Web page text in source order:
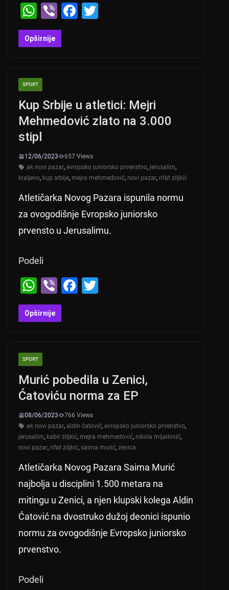
W
h
at
A
p
p
Vi
b
er
F
o
k
Opširnije
SPORT
Kup Srbije u atletici: Mejri
Mehmedović zlato na 3.000
stipl
12/06/2023
657 Views
ak novi pazar, evropsko juniorsko prvenstvo, jerusalim,
kraljevo, kup srbije, mejra mehmedović, novi pazar, rifat ziljkić
Atletičarka Novog Pazara ispunila normu
za ovogodišnje Evropsko juniorsko
prvensto u Jerusalimu.
Podeli
W
h
at
A
p
p
Vi
b
er
F
o
k
Opširnije
SPORT
Murić pobedila u Zenici,
Ćatoviću norma za EP
08/06/2023
766 Views
ak novi pazar, aldin ćatović, evropsko juniorsko prvenstvo,
jerusalim, kabir ziljkić, mejra mehmedović, nikola mijailović,
novi pazar, rifat ziljkić, saima murić, zenica
Atletičarka Novog Pazara Saima Murić
najbolja u disciplini 1.500 metara na
mitingu u Zenici, a njen klupski kolega Aldin
Ćatović na dvostruko dužoj deonici ispunio
normu za ovogodišnje Evropsko juniorsko
prvenstvo.
Podeli